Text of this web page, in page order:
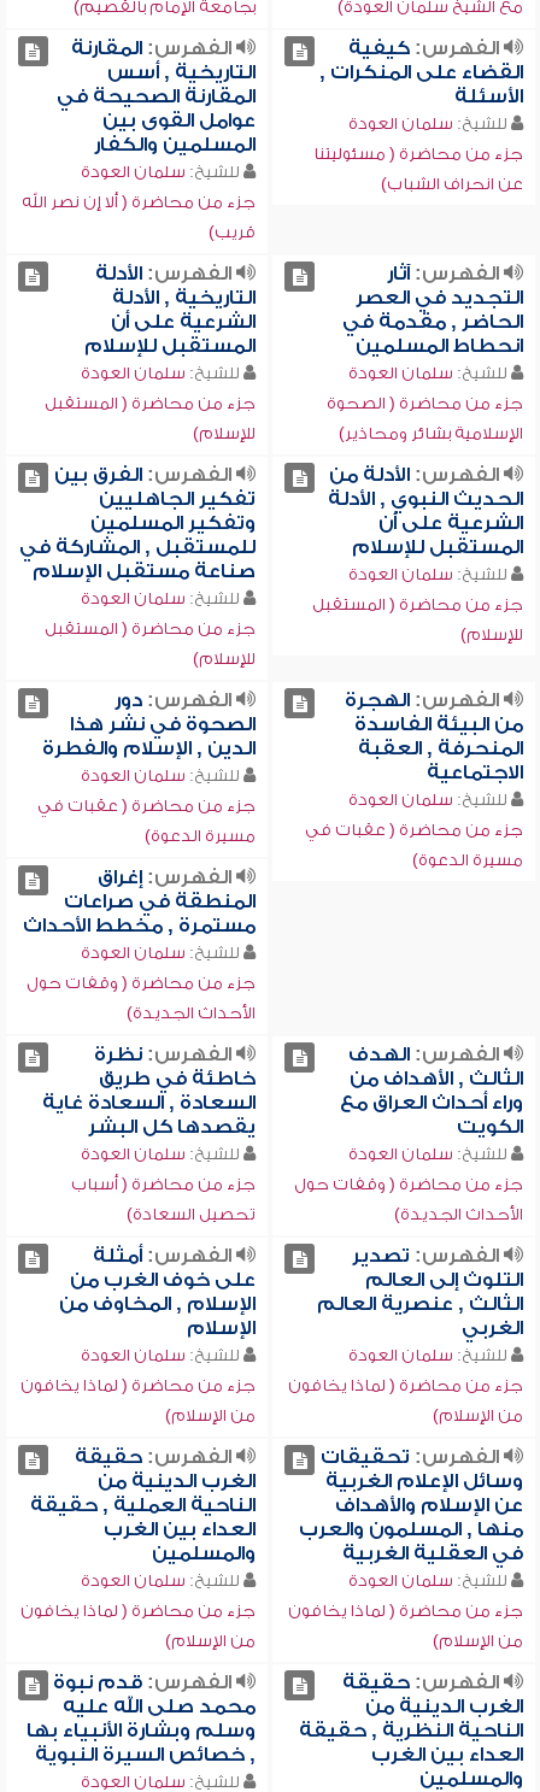
مع الشيخ سلمان العودة) بجامعة الإمام بالقصيم)
الفهرس:كيفية
القضاء على المنكرات ,
الأسئلة
للشيخ: سلمان العودة
جزء من محاضرة ( مسئوليتنا
عن انحراف الشباب)
الفهرس:المقارنة
التاريخية , أسس
المقارنة الصحيحة في
عوامل القوى بين
المسلمين والكفار
للشيخ: سلمان العودة
جزء من محاضرة ( ألا إن نصر الله
قريب)
الفهرس:آثار
التجديد في العصر
الحاضر , مقدمة في
انحطاط المسلمين
للشيخ: سلمان العودة
جزء من محاضرة ( الصحوة
الإسلامية بشائر ومحاذير)
الفهرس:الأدلة
التاريخية , الأدلة
الشرعية على أن
المستقبل للإسلام
للشيخ: سلمان العودة
جزء من محاضرة ( المستقبل
للإسلام)
الفهرس:الأدلة من
الحديث النبوي , الأدلة
الشرعية على أن
المستقبل للإسلام
للشيخ: سلمان العودة
جزء من محاضرة ( المستقبل
للإسلام)
الفهرس:الفرق بين
تفكير الجاهليين
وتفكير المسلمين
للمستقبل , المشاركة في
صناعة مستقبل الإسلام
للشيخ: سلمان العودة
جزء من محاضرة ( المستقبل
للإسلام)
الفهرس:الهجرة
من البيئة الفاسدة
المنحرفة , العقبة
الاجتماعية
للشيخ: سلمان العودة
جزء من محاضرة ( عقبات في
مسيرة الدعوة)
الفهرس:دور
الصحوة في نشر هذا
الدين , الإسلام والفطرة
للشيخ: سلمان العودة
جزء من محاضرة ( عقبات في
مسيرة الدعوة)
الفهرس:إغراق
المنطقة في صراعات
مستمرة , مخطط الأحداث
للشيخ: سلمان العودة
جزء من محاضرة ( وقفات حول
الأحداث الجديدة)
الفهرس:الهدف
الثالث , الأهداف من
وراء أحداث العراق مع
الكويت
للشيخ: سلمان العودة
جزء من محاضرة ( وقفات حول
الأحداث الجديدة)
الفهرس:نظرة
خاطئة في طريق
السعادة , السعادة غاية
يقصدها كل البشر
للشيخ: سلمان العودة
جزء من محاضرة ( أسباب
تحصيل السعادة)
الفهرس: تصدير
التلوث إلى العالم
الثالث , عنصرية العالم
الغربي
للشيخ: سلمان العودة
جزء من محاضرة ( لماذا يخافون
من الإسلام)
الفهرس:أمثلة
على خوف الغرب من
الإسلام , المخاوف من
الإسلام
للشيخ: سلمان العودة
جزء من محاضرة ( لماذا يخافون
من الإسلام)
الفهرس: تحقيقات
وسائل الإعلام الغربية
عن الإسلام والأهداف
منها , المسلمون والعرب
في العقلية الغربية
للشيخ: سلمان العودة
جزء من محاضرة ( لماذا يخافون
من الإسلام)
الفهرس:حقيقة
الغرب الدينية من
الناحية العملية , حقيقة
العداء بين الغرب
والمسلمين
للشيخ: سلمان العودة
جزء من محاضرة ( لماذا يخافون
من الإسلام)
الفهرس:حقيقة
الغرب الدينية من
الناحية النظرية , حقيقة
العداء بين الغرب
والمسلمين
الفهرس:قدم نبوة
محمد صلى الله عليه
وسلم وبشارة الأنبياء بها
, خصائص السيرة النبوية
للشيخ: سلمان العودة